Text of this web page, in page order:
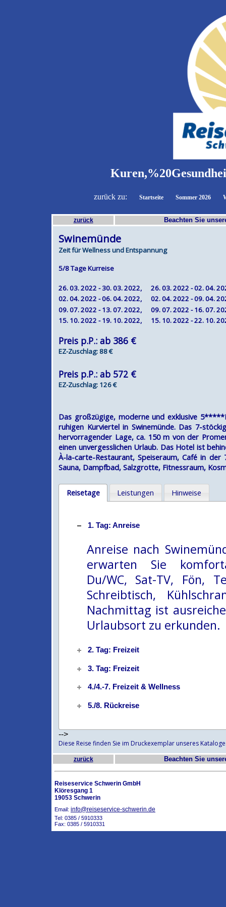
zurück zu: Startseite Sommer 2026
zurück Beachten Sie
Swinemünde
Zeit für Wellness und Entspannung
5/8 Tage Kurreise
26. 03. 2022 - 30. 03. 2022, 26. 03. 2022 - 02. 04.
02. 04. 2022 - 06. 04. 2022, 02. 04. 2022 - 09. 04.
09. 07. 2022 - 13. 07. 2022, 09. 07. 2022 - 16. 07.
15. 10. 2022 - 19. 10. 2022, 15. 10. 2022 - 22. 10.
Preis p.P.: ab 386 €
EZ-Zuschlag: 88 €
Preis p.P.: ab 572 €
EZ-Zuschlag: 126 €
Das großzügige, moderne und exklusive
ruhigen Kurviertel in Swinemünde. Das 7-
hervorragender Lage, ca. 150 m von der
einen unvergesslichen Urlaub. Das Hotel ist
À-la-carte-Restaurant, Speiseraum, Café in
Sauna, Dampfbad, Salzgrotte, Fitnessraum,
Reisetage Leistungen Hinweise
1. Tag: Anreise
Anreise nach
erwarten Sie
Du/WC, Sat-TV, Fön,
Schreibtisch,
Nachmittag ist
Urlaubsort zu erkunden.
2. Tag: Freizeit
3. Tag: Freizeit
4./4.-7. Freizeit & Wellness
5./8. Rückreise
-->
Diese Reise finden Sie im Druckexemplar unseres
zurück Beachten Sie
Reiseservice Schwerin GmbH
Klöresgang 1
19053 Schwerin
Email: info@reiseservice-schwerin.de
Tel: 0385 / 5910333
Fax: 0385 / 5910331